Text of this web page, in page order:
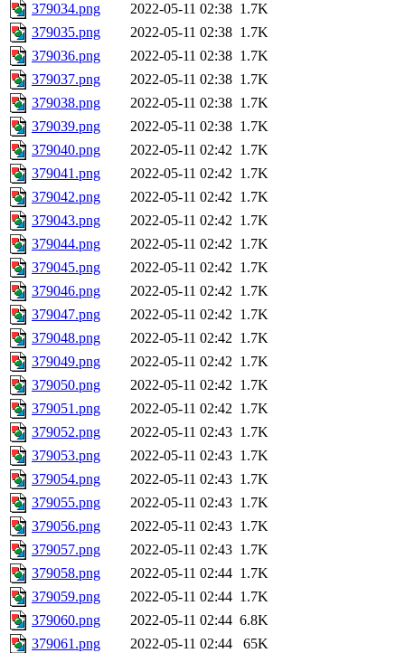
379034.png
2022-05-11 02:38 1.7K
379035.png
2022-05-11 02:38 1.7K
379036.png
2022-05-11 02:38 1.7K
379037.png
2022-05-11 02:38 1.7K
379038.png
2022-05-11 02:38 1.7K
379039.png
2022-05-11 02:38 1.7K
379040.png
2022-05-11 02:42 1.7K
379041.png
2022-05-11 02:42 1.7K
379042.png
2022-05-11 02:42 1.7K
379043.png
2022-05-11 02:42 1.7K
379044.png
2022-05-11 02:42 1.7K
379045.png
2022-05-11 02:42 1.7K
379046.png
2022-05-11 02:42 1.7K
379047.png
2022-05-11 02:42 1.7K
379048.png
2022-05-11 02:42 1.7K
379049.png
2022-05-11 02:42 1.7K
379050.png
2022-05-11 02:42 1.7K
379051.png
2022-05-11 02:42 1.7K
379052.png
2022-05-11 02:43 1.7K
379053.png
2022-05-11 02:43 1.7K
379054.png
2022-05-11 02:43 1.7K
379055.png
2022-05-11 02:43 1.7K
379056.png
2022-05-11 02:43 1.7K
379057.png
2022-05-11 02:43 1.7K
379058.png
2022-05-11 02:44 1.7K
379059.png
2022-05-11 02:44 1.7K
379060.png
2022-05-11 02:44 6.8K
379061.png
2022-05-11 02:44
65K